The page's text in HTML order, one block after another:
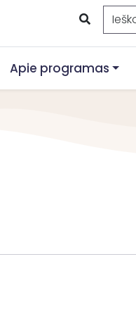
Apie programas